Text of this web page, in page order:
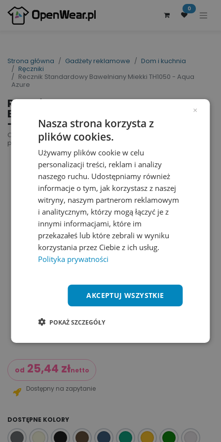
0
Strona główna Gadżety reklamowe
Dom i kuchnia
Ręczniki
Recznik Standardowy Bawelniany Miekki TH1050 - Aqua
Azure
Recznik Standardowy
Bawelniany Miekki TH1050
- Aqua Azure
Classic Towel | nr art.: TH1050 | nr art.
producenta: T1-50
od 25,44 złnetto
Dostępny na zapytanie
DOSTĘPNE KOLORY
×
Nasza strona korzysta z
plików cookies.
Używamy plików cookie w celu
personalizacji treści, reklam i analizy
naszego ruchu. Udostępniamy również
informacje o tym, jak korzystasz z naszej
witryny, naszym partnerom reklamowym
i analitycznym, którzy mogą łączyć je z
innymi informacjami, które im
przekazałeś lub które zebrali w wyniku
korzystania przez Ciebie z ich usług.
Polityka prywatności
AKCEPTUJ WSZYSTKIE
POKAŻ SZCZEGÓŁY